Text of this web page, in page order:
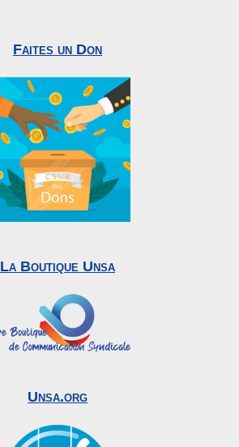
Faites un Don
La Boutique Unsa
Unsa.org